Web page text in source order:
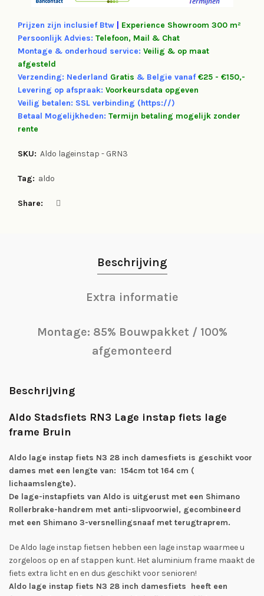
Prijzen zijn inclusief Btw Experience Showroom 300 m²
Persoonlijk Advies: Telefoon, Mail & Chat
Montage & onderhoud service: Veilig & op maat
afgesteld
Verzending: Nederland Gratis & Belgie vanaf €25 - €150,-
Levering op afspraak: Voorkeursdata opgeven
Veilig betalen: SSL verbinding (https://)
Betaal Mogelijkheden: Termijn betaling mogelijk zonder
rente
SKU: Aldo lageinstap - GRN3
Tag: aldo
Share
Beschrijving
Extra informatie
Montage: 85% Bouwpakket / 100%
afgemonteerd
Beschrijving
Aldo Stadsfiets RN3 Lage instap fiets lage
frame Bruin
Aldo lage instap fiets N3 28 inch damesfiets is geschikt voor
dames met een lengte van: 154cm tot 164 cm (
lichaamslengte).
De lage-instapfiets van Aldo is uitgerust met een Shimano
Rollerbrake-handrem met anti-slipvoorwiel, gecombineerd
met een Shimano 3-versnellingsnaaf met terugtraprem.
De Aldo lage instap fietsen hebben een lage instap waarmee u
zorgeloos op en af stappen kunt. Het aluminium frame maakt de
fiets extra licht en en dus geschikt voor senioren!
Aldo lage instap fiets N3 28 inch damesfiets heeft een